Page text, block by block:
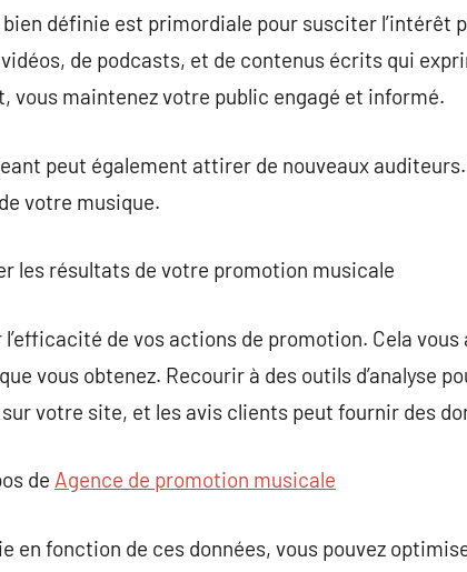
définie est primordiale pour susciter l’intérêt
de podcasts, et de contenus écrits qui
vous maintenez votre public engagé et informé.
peut également attirer de nouveaux
votre musique.
les résultats de votre promotion musicale
l’efficacité de vos actions de promotion. Cela
vous obtenez. Recourir à des outils d’analyse
votre site, et les avis clients peut fournir des
de Agence de promotion musicale
en fonction de ces données, vous pouvez